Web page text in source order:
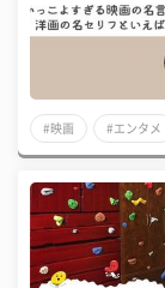
#映画 #エンタメ